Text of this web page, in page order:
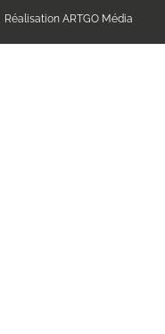
Réalisation ARTGO Média